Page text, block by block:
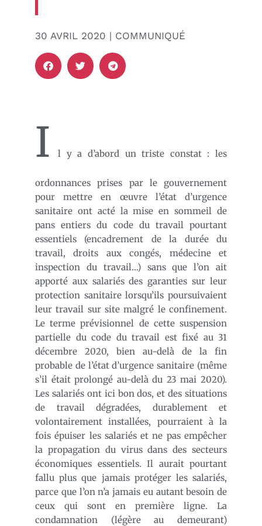
30 AVRIL 2020 | COMMUNIQUÉ
I l y a d’abord un triste constat : les
ordonnances prises par le gouvernement
pour mettre en œuvre l’état d’urgence
sanitaire ont acté la mise en sommeil de
pans entiers du code du travail pourtant
essentiels (encadrement de la durée du
travail, droits aux congés, médecine et
inspection du travail…) sans que l’on ait
apporté aux salariés des garanties sur leur
protection sanitaire lorsqu’ils poursuivaient
leur travail sur site malgré le confinement.
Le terme prévisionnel de cette suspension
partielle du code du travail est fixé au 31
décembre 2020, bien au-delà de la fin
probable de l’état d’urgence sanitaire (même
s’il était prolongé au-delà du 23 mai 2020).
Les salariés ont ici bon dos, et des situations
de travail dégradées, durablement et
volontairement installées, pourraient à la
fois épuiser les salariés et ne pas empêcher
la propagation du virus dans des secteurs
économiques essentiels. Il aurait pourtant
fallu plus que jamais protéger les salariés,
parce que l’on n’a jamais eu autant besoin de
ceux qui sont en première ligne. La
condamnation (légère au demeurant)